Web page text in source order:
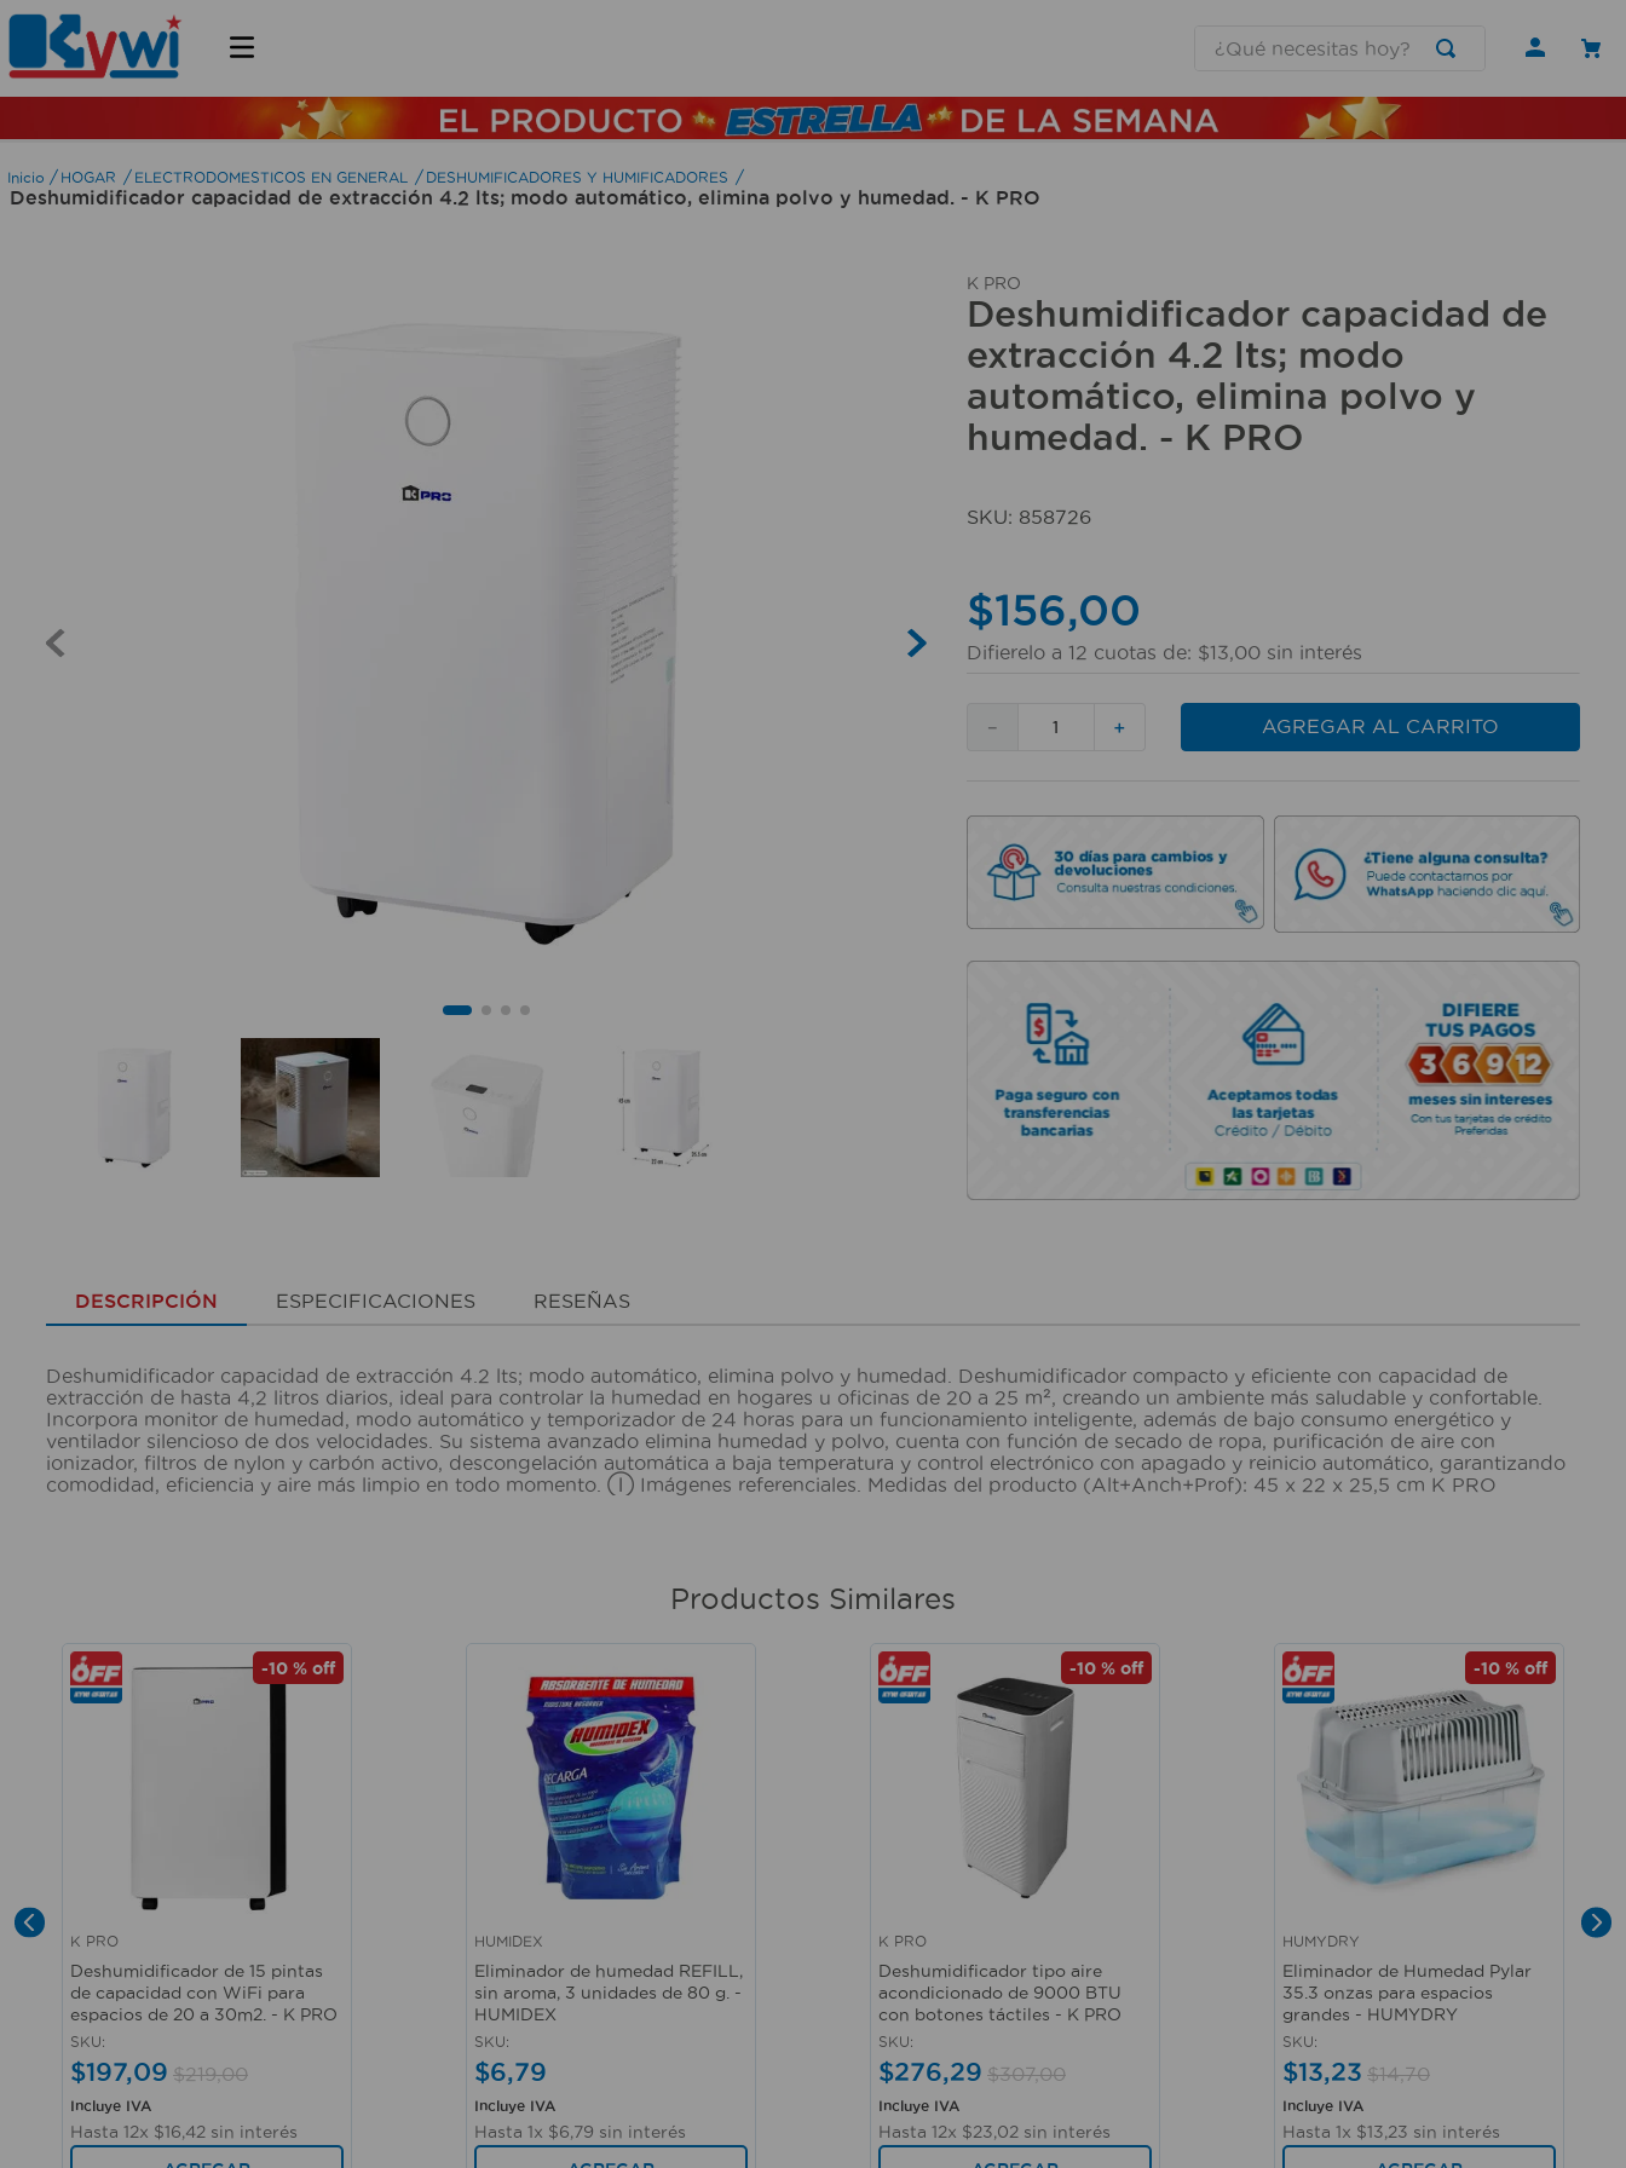
HOGAR ELECTRODOMESTICOS EN GENERAL DESHUMIFICADORES Y HUMIFICADORES
Deshumidificador capacidad de extracción 4.2 lts; modo automático, elimina polvo y humedad. - K PRO
K PRO
Deshumidificador capacidad de
extracción 4.2 lts; modo
automático, elimina polvo y
humedad. - K PRO
SKU: 858726
$156,00
Difierelo a 12 cuotas de: $13,00sin interés
＋
－ AGREGAR AL CARRITO
DESCRIPCIÓN ESPECIFICACIONES RESEÑAS
Deshumidificador capacidad de extracción 4.2 lts; modo automático, elimina polvo y humedad. Deshumidificador compacto y eficiente con capacidad de
extracción de hasta 4,2 litros diarios, ideal para controlar la humedad en hogares u oficinas de 20 a 25 m², creando un ambiente más saludable y confortable.
Incorpora monitor de humedad, modo automático y temporizador de 24 horas para un funcionamiento inteligente, además de bajo consumo energético y
ventilador silencioso de dos velocidades. Su sistema avanzado elimina humedad y polvo, cuenta con función de secado de ropa, purificación de aire con
ionizador, filtros de nylon y carbón activo, descongelación automática a baja temperatura y control electrónico con apagado y reinicio automático, garantizando
comodidad, eficiencia y aire más limpio en todo momento. Ⓘ Imágenes referenciales. Medidas del producto (Alt+Anch+Prof): 45 x 22 x 25,5 cm K PRO
Productos Similares
-10 % off
K PRO
Deshumidificador de 15 pintas
de capacidad con WiFi para
espacios de 20 a 30m2. - K PRO
SKU:
$197,09 $219,00
Incluye IVA
Hasta 12x $16,42 sin interés
HUMIDEX
Eliminador de humedad REFILL,
sin aroma, 3 unidades de 80 g. -
HUMIDEX
SKU:
$6,79
Incluye IVA
Hasta 1x $6,79 sin interés
-10 % off
K PRO
Deshumidificador tipo aire
acondicionado de 9000 BTU
con botones táctiles - K PRO
SKU:
$276,29 $307,00
Incluye IVA
Hasta 12x $23,02 sin interés
-10 % off
HUMYDRY
Eliminador de Humedad Pylar
35.3 onzas para espacios
grandes - HUMYDRY
SKU:
$13,23 $14,70
Incluye IVA
Hasta 1x $13,23 sin interés
TÉRMINOS MÁS BUSCADOS
1.
lamparas
2.
ducha